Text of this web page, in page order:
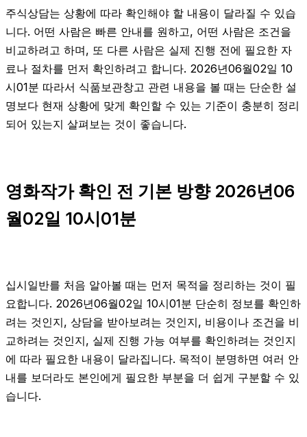
주식상담는 상황에 따라 확인해야 할 내용이 달라질 수 있습
니다. 어떤 사람은 빠른 안내를 원하고, 어떤 사람은 조건을
비교하려고 하며, 또 다른 사람은 실제 진행 전에 필요한 자
료나 절차를 먼저 확인하려고 합니다. 2026년06월02일 10
시01분 따라서 식품보관창고 관련 내용을 볼 때는 단순한 설
명보다 현재 상황에 맞게 확인할 수 있는 기준이 충분히 정리
되어 있는지 살펴보는 것이 좋습니다.
영화작가 확인 전 기본 방향 2026년06
월02일 10시01분
십시일반를 처음 알아볼 때는 먼저 목적을 정리하는 것이 필
요합니다. 2026년06월02일 10시01분 단순히 정보를 확인하
려는 것인지, 상담을 받아보려는 것인지, 비용이나 조건을 비
교하려는 것인지, 실제 진행 가능 여부를 확인하려는 것인지
에 따라 필요한 내용이 달라집니다. 목적이 분명하면 여러 안
내를 보더라도 본인에게 필요한 부분을 더 쉽게 구분할 수 있
습니다.